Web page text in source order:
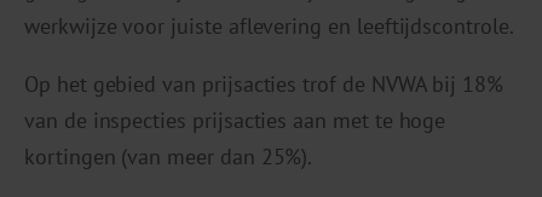
werkwijze voor juiste aflevering en leeftijdscontrole.
Op het gebied van prijsacties trof de NVWA bij 18%
van de inspecties prijsacties aan met te hoge
kortingen (van meer dan 25%).